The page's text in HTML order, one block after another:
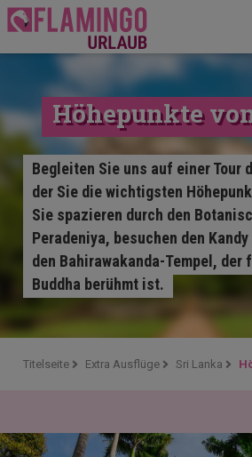
Höhepunkte
Begleiten Sie uns auf einer Tour
der Sie die wichtigsten
Sie spazieren durch den
Peradeniya, besuchen den
den Bahirawakanda-Tempel, der
Buddha berühmt ist.
Titelseite Extra Ausflüge Sri Lanka